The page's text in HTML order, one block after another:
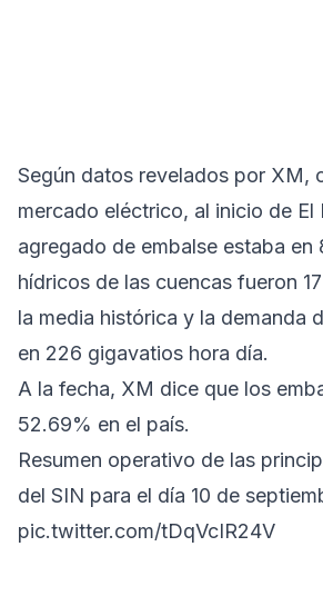
Según datos revelados por XM,
mercado eléctrico, al inicio de El
agregado de embalse estaba en
hídricos de las cuencas fueron
la media histórica y la demanda
en 226 gigavatios hora día.
A la fecha, XM dice que los
52.69% en el país.
Resumen operativo de las
del SIN para el día 10 de
pic.twitter.com/tDqVcIR24V